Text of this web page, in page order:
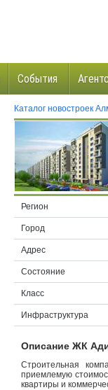
События
Каталог новостроек
Регион
Город
Адрес
Состояние
Класс
Инфраструктура
Описание ЖК
Строительная
приемлемую
квартиры и